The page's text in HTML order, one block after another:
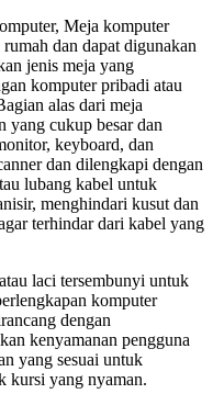
Meja komputer
dan dapat digunakan
jenis meja yang
komputer pribadi atau
alas dari meja
yang cukup besar dan
keyboard, dan
dan dilengkapi dengan
lubang kabel untuk
menghindari kusut dan
terhindar dari kabel yang
laci tersembunyi untuk
komputer
dengan
kenyamanan pengguna
yang sesuai untuk
kursi yang nyaman.